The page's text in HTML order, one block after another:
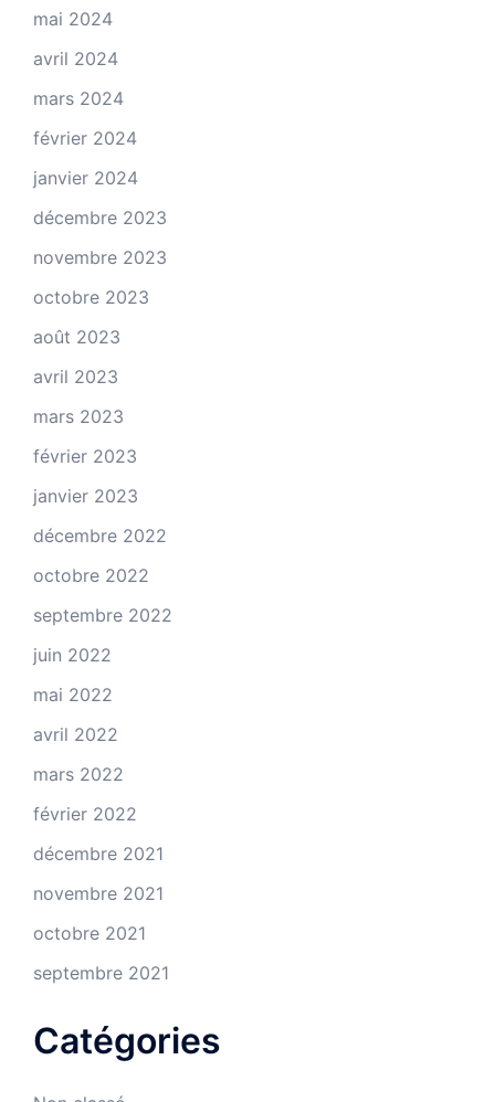
mai 2024
avril 2024
mars 2024
février 2024
janvier 2024
décembre 2023
novembre 2023
octobre 2023
août 2023
avril 2023
mars 2023
février 2023
janvier 2023
décembre 2022
octobre 2022
septembre 2022
juin 2022
mai 2022
avril 2022
mars 2022
février 2022
décembre 2021
novembre 2021
octobre 2021
septembre 2021
Catégories